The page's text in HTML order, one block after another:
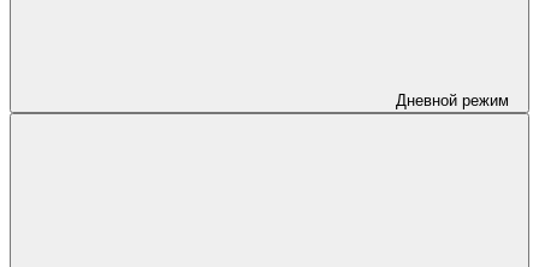
Дневной режим